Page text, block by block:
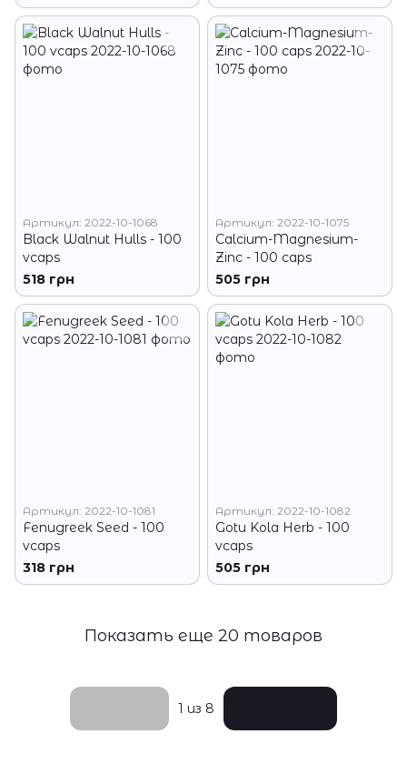
Артикул: 2022-10-1068
Black Walnut Hulls - 100
vcaps
518 грн
Артикул: 2022-10-1075
Calcium-Magnesium-
Zinc - 100 caps
505 грн
Артикул: 2022-10-1081
Fenugreek Seed - 100
vcaps
318 грн
Артикул: 2022-10-1082
Gotu Kola Herb - 100
vcaps
505 грн
Показать еще 20 товаров
1 из 8